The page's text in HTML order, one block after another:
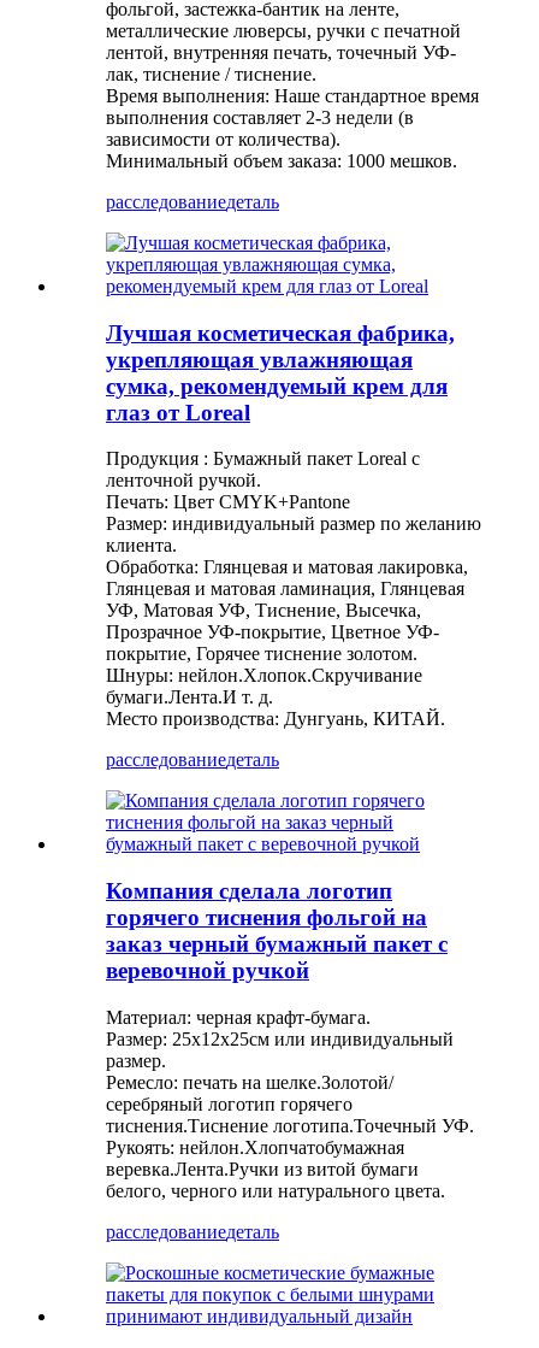
фольгой, застежка-бантик на ленте,
металлические люверсы, ручки с печатной
лентой, внутренняя печать, точечный УФ-
лак, тиснение / тиснение.
Время выполнения: Наше стандартное время
выполнения составляет 2-3 недели (в
зависимости от количества).
Минимальный объем заказа: 1000 мешков.
расследованиедеталь
Лучшая косметическая фабрика,
укрепляющая увлажняющая
сумка, рекомендуемый крем для
глаз от Loreal
Продукция : Бумажный пакет Loreal с
ленточной ручкой.
Печать: Цвет CMYK+Pantone
Размер: индивидуальный размер по желанию
клиента.
Обработка: Глянцевая и матовая лакировка,
Глянцевая и матовая ламинация, Глянцевая
УФ, Матовая УФ, Тиснение, Высечка,
Прозрачное УФ-покрытие, Цветное УФ-
покрытие, Горячее тиснение золотом.
Шнуры: нейлон.Хлопок.Скручивание
бумаги.Лента.И т. д.
Место производства: Дунгуань, КИТАЙ.
расследованиедеталь
Компания сделала логотип
горячего тиснения фольгой на
заказ черный бумажный пакет с
веревочной ручкой
Материал: черная крафт-бумага.
Размер: 25х12х25см или индивидуальный
размер.
Ремесло: печать на шелке.Золотой/
серебряный логотип горячего
тиснения.Тиснение логотипа.Точечный УФ.
Рукоять: нейлон.Хлопчатобумажная
веревка.Лента.Ручки из витой бумаги
белого, черного или натурального цвета.
расследованиедеталь